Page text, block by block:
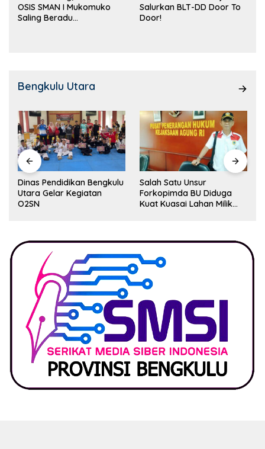
OSIS SMAN I Mukomuko
Saling Beradu
Salurkan BLT-DD Door To
Door!
Bengkulu Utara
Dinas Pendidikan Bengkulu
Utara Gelar Kegiatan
O2SN
Salah Satu Unsur
Forkopimda BU Diduga
Kuat Kuasai Lahan Milik